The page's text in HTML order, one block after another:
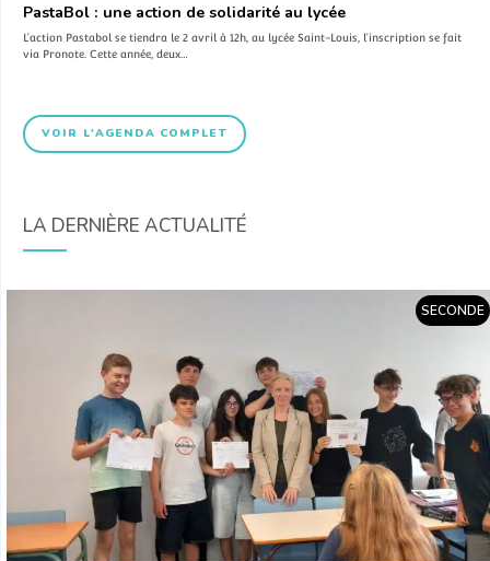
PastaBol : une action de solidarité au lycée
L’action Pastabol se tiendra le 2 avril à 12h, au lycée Saint-Louis, l’inscription se fait
via Pronote. Cette année, deux…
VOIR L'AGENDA COMPLET
LA DERNIÈRE ACTUALITÉ
SECONDE